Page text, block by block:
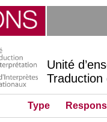
Unité
Type